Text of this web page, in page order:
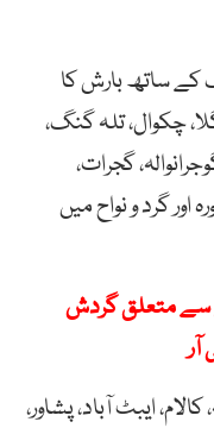
کے ساتھ بارش کا
چکوال، تلہ گنگ،
گجرات،
اور گرد و نواح میں
سے متعلق گردش
آر
ایبٹ آباد، پشاور،